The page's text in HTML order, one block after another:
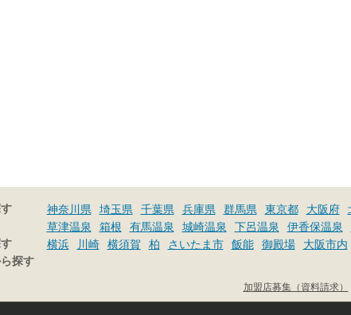
神奈川県 埼玉県 千葉県 兵庫県 群馬県 東京都 大阪府
草津温泉 箱根 有馬温泉 城崎温泉 下呂温泉 伊香保温泉
横浜 川崎 横須賀 柏 さいたま市 飯能 御殿場 大阪市内
探す
加盟店募集（資料請求）